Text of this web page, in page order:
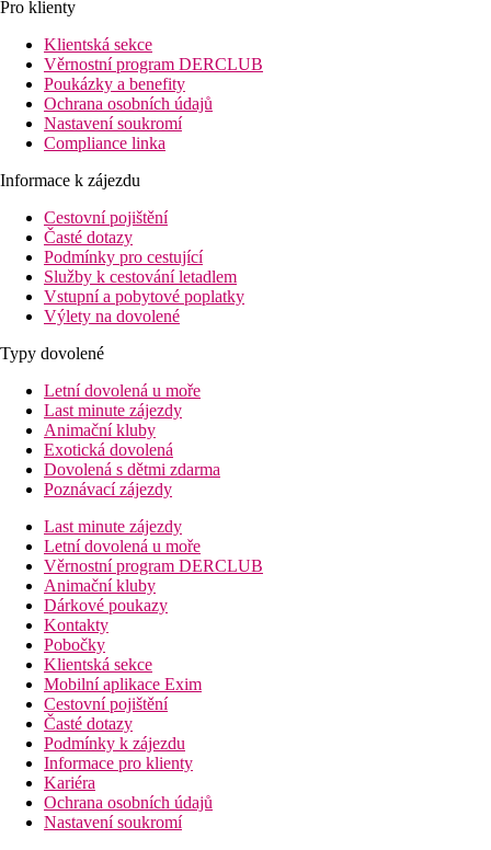
Pro klienty
Klientská sekce
Věrnostní program DERCLUB
Poukázky a benefity
Ochrana osobních údajů
Nastavení soukromí
Compliance linka
Informace k zájezdu
Cestovní pojištění
Časté dotazy
Podmínky pro cestující
Služby k cestování letadlem
Vstupní a pobytové poplatky
Výlety na dovolené
Typy dovolené
Letní dovolená u moře
Last minute zájezdy
Animační kluby
Exotická dovolená
Dovolená s dětmi zdarma
Poznávací zájezdy
Last minute zájezdy
Letní dovolená u moře
Věrnostní program DERCLUB
Animační kluby
Dárkové poukazy
Kontakty
Pobočky
Klientská sekce
Mobilní aplikace Exim
Cestovní pojištění
Časté dotazy
Podmínky k zájezdu
Informace pro klienty
Kariéra
Ochrana osobních údajů
Nastavení soukromí